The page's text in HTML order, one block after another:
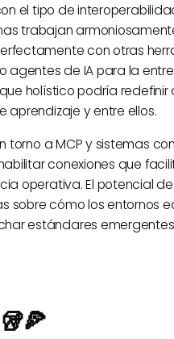
el tipo de
trabajan
con otras
agentes de IA para la
holístico podría
y entre ellos.
torno a MCP y sistemas
conexiones que
operativa. El potencial
sobre cómo los entornos
estándares